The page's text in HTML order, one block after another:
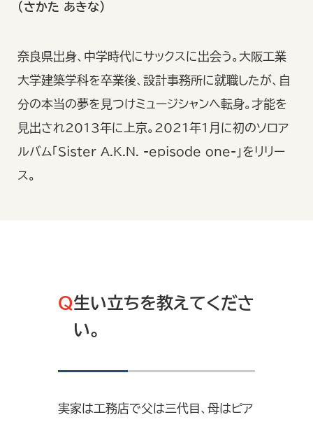
（さかた あきな）
奈良県出身、中学時代にサックスに出会う。大阪工業
大学建築学科を卒業後、設計事務所に就職したが、自
分の本当の夢を見つけミュージシャンへ転身。才能を
見出され2013年に上京。2021年1月に初のソロア
ルバム「Sister A.K.N. -episode one-」をリリー
ス。
Q生い立ちを教えてくださ
い。
実家は工務店で父は三代目、母はピア